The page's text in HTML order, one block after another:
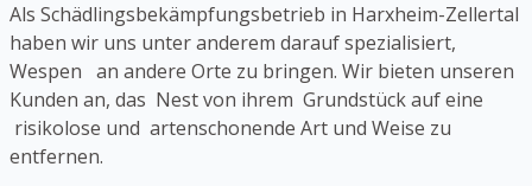
Als Schädlingsbekämpfungsbetrieb in Harxheim-Zellertal
haben wir uns unter anderem darauf spezialisiert,
Wespen an andere Orte zu bringen. Wir bieten unseren
Kunden an, das Nest von ihrem Grundstück auf eine
risikolose und artenschonende Art und Weise zu
entfernen.